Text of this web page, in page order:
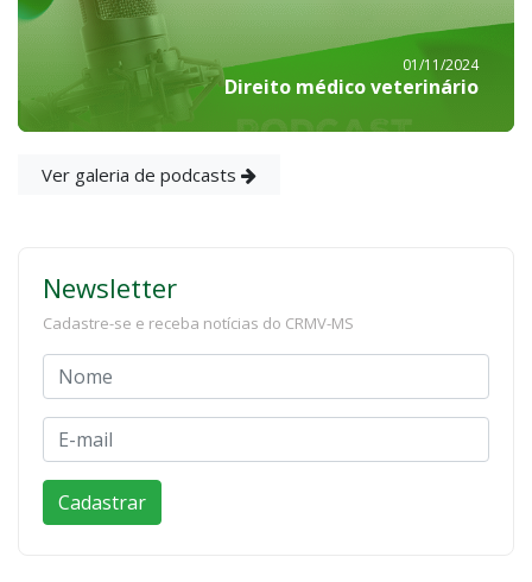
01/11/2024
Direito médico veterinário
Ver galeria de podcasts
Newsletter
Cadastre-se e receba notícias do CRMV-MS